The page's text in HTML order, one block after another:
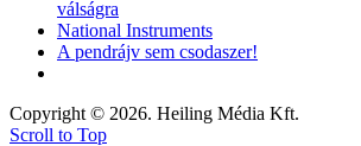
válságra
National Instruments
A pendrájv sem csodaszer!
Copyright © 2026. Heiling Média Kft.
Scroll to Top